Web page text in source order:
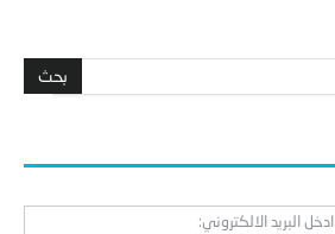
ادخل البريد الالكتروني: